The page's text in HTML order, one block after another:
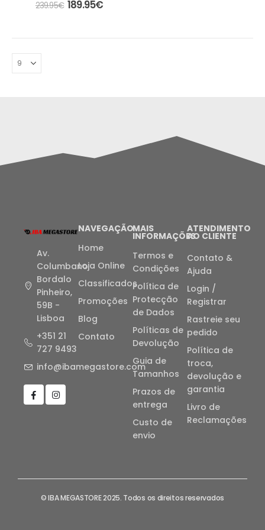
239.95€ 189.95€
Av.
Columbano
Bordalo
Pinheiro,
59B -
Lisboa
+351 21
727 9493
info@ibamegastore.com
NAVEGAÇÃO
Home
Loja Online
Classificados
Promoções
Blog
Contato
MAIS
INFORMAÇÕES
Termos e
Condições
Política de
Protecção
de Dados
Políticas de
Devolução
Guia de
Tamanhos
Prazos de
entrega
Custo de
envio
ATENDIMENTO
AO CLIENTE
Contato &
Ajuda
Login /
Registrar
Rastreie seu
pedido
Política de
troca,
devolução e
garantia
Livro de
Reclamações
© IBA MEGASTORE 2025. Todos os direitos reservados